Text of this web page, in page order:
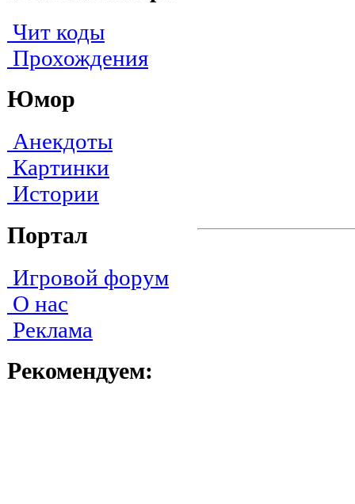
Чит коды
Прохождения
Юмор
Анекдоты
Картинки
Истории
Портал
Игровой форум
О нас
Реклама
Рекомендуем: